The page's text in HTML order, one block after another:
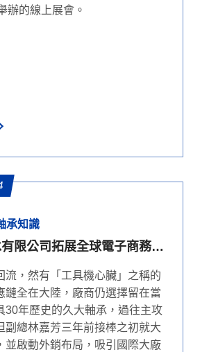
辦的線上展會。
承知識
有限公司拓展全球電子商務
流，然有「工具機心臟」之稱的
鏈全在大陸，廠商仍選擇留在當
30年歷史的久大軸承，過往主攻
副總林嘉芳三年前接棒之初就大
並啟動外銷布局，吸引國際大廠